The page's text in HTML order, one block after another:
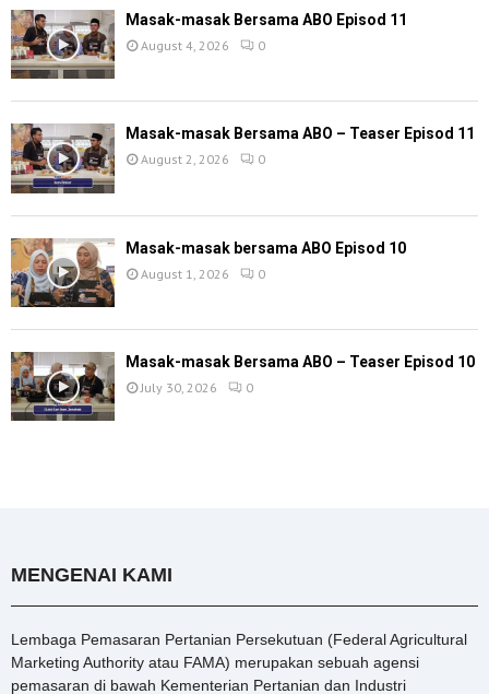
Masak-masak Bersama ABO Episod 11
August 4, 2026 0
Masak-masak Bersama ABO – Teaser Episod 11
August 2, 2026 0
Masak-masak bersama ABO Episod 10
August 1, 2026 0
Masak-masak Bersama ABO – Teaser Episod 10
July 30, 2026 0
MENGENAI KAMI
Lembaga Pemasaran Pertanian Persekutuan (Federal Agricultural
Marketing Authority atau FAMA) merupakan sebuah agensi
pemasaran di bawah Kementerian Pertanian dan Industri